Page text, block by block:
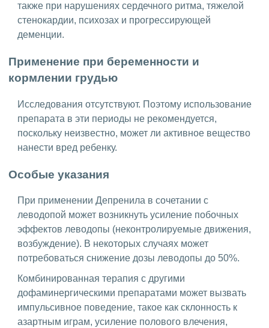
также при нарушениях сердечного ритма, тяжелой
стенокардии, психозах и прогрессирующей
деменции.
Применение при беременности и
кормлении грудью
Исследования отсутствуют. Поэтому использование
препарата в эти периоды не рекомендуется,
поскольку неизвестно, может ли активное вещество
нанести вред ребенку.
Особые указания
При применении Депренила в сочетании с
леводопой может возникнуть усиление побочных
эффектов леводопы (неконтролируемые движения,
возбуждение). В некоторых случаях может
потребоваться снижение дозы леводопы до 50%.
Комбинированная терапия с другими
дофаминергическими препаратами может вызвать
импульсивное поведение, такое как склонность к
азартным играм, усиление полового влечения,